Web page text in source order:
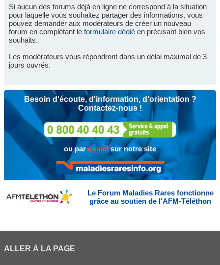
Si aucun des forums déjà en ligne ne correspond à la situation
pour laquelle vous souhaitez partager des informations, vous
pouvez demander aux modérateurs de créer un nouveau
forum en complétant le formulaire dédié en précisant bien vos
souhaits.
Les modérateurs vous répondront dans un délai maximal de 3
jours ouvrés.
Besoin d'écoute, d'information, d'orientation ?
Contactez-nous !
ou pare-mailsur notre site
Le Forum Maladies Rares fonctionne
grâce au soutien de l'AFM-Téléthon
ALLER À LA PAGE